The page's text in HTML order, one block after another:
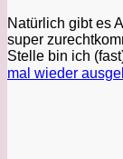
Natürlich gibt es
super
Stelle bin ich
mal wieder